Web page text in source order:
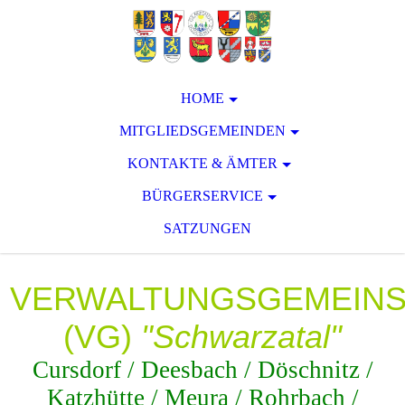
HOME
MITGLIEDSGEMEINDEN
KONTAKTE & ÄMTER
BÜRGERSERVICE
SATZUNGEN
(VG) "Schwarzatal"
Cursdorf / Deesbach / Döschnitz /
Katzhütte / Meura / Rohrbach /